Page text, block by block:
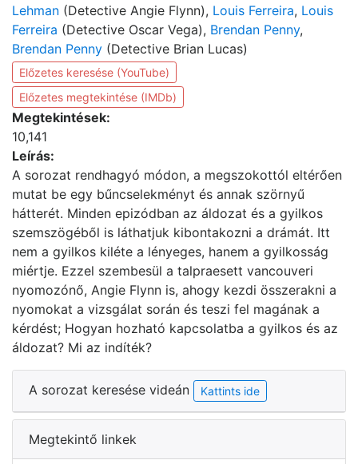
Lehman (Detective Angie Flynn), Louis Ferreira, Louis
Ferreira (Detective Oscar Vega), Brendan Penny,
Brendan Penny (Detective Brian Lucas)
Előzetes keresése (YouTube)
Előzetes megtekintése (IMDb)
Megtekintések:
10,141
Leírás:
A sorozat rendhagyó módon, a megszokottól eltérően
mutat be egy bűncselekményt és annak szörnyű
hátterét. Minden epizódban az áldozat és a gyilkos
szemszögéből is láthatjuk kibontakozni a drámát. Itt
nem a gyilkos kiléte a lényeges, hanem a gyilkosság
miértje. Ezzel szembesül a talpraesett vancouveri
nyomozónő, Angie Flynn is, ahogy kezdi összerakni a
nyomokat a vizsgálat során és teszi fel magának a
kérdést; Hogyan hozható kapcsolatba a gyilkos és az
áldozat? Mi az indíték?
A sorozat keresése videán Kattints ide
Megtekintő linkek